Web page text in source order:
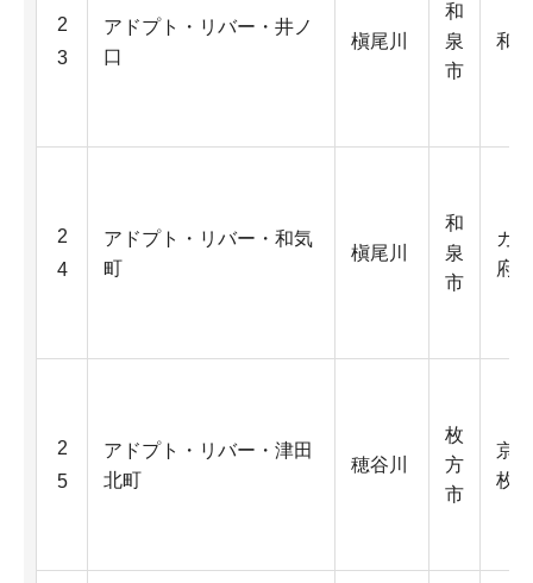
2
3
アドプト・リバー・井ノ
口
槇尾川
和
泉
市
和
2
4
アドプト・リバー・和気
町
槇尾川
和
泉
市
ガ
府
2
5
アドプト・リバー・津田
北町
穂谷川
枚
方
市
京
枚